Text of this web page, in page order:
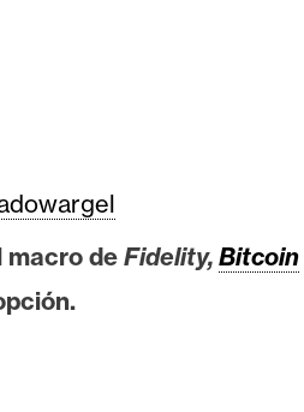
macro de Fidelity, Bitcoin